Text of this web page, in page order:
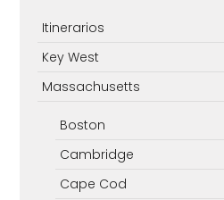
Itinerarios
Key West
Massachusetts
Boston
Cambridge
Cape Cod